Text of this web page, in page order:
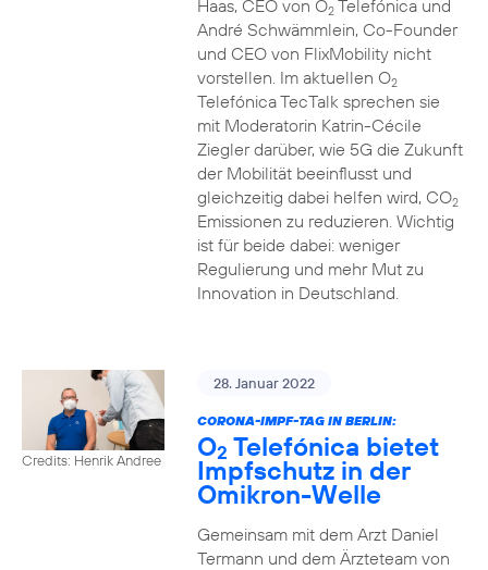
Haas, CEO von O2Telefónica und
André Schwämmlein, Co-Founder
und CEO von FlixMobility nicht
vorstellen. Im aktuellen O2
Telefónica TecTalk sprechen sie
mit Moderatorin Katrin-Cécile
Ziegler darüber, wie 5G die Zukunft
der Mobilität beeinflusst und
gleichzeitig dabei helfen wird, CO2
Emissionen zu reduzieren. Wichtig
ist für beide dabei: weniger
Regulierung und mehr Mut zu
Innovation in Deutschland.
Credits: Henrik Andree
28. Januar 2022
CORONA-IMPF-TAG IN BERLIN:
O2 Telefónica bietet
Impfschutz in der
Omikron-Welle
Gemeinsam mit dem Arzt Daniel
Termann und dem Ärzteteam von